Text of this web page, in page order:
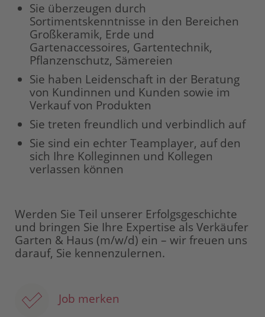
Sie überzeugen durch
Sortimentskenntnisse in den Bereichen
Großkeramik, Erde und
Gartenaccessoires, Gartentechnik,
Pflanzenschutz, Sämereien
Sie haben Leidenschaft in der Beratung
von Kundinnen und Kunden sowie im
Verkauf von Produkten
Sie treten freundlich und verbindlich auf
Sie sind ein echter Teamplayer, auf den
sich Ihre Kolleginnen und Kollegen
verlassen können
Werden Sie Teil unserer Erfolgsgeschichte
und bringen Sie Ihre Expertise als Verkäufer
Garten & Haus (m/w/d) ein – wir freuen uns
darauf, Sie kennenzulernen.
Job merken